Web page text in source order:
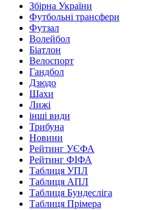
Збірна України
Футбольні трансфери
Футзал
Волейбол
Біатлон
Велоспорт
Гандбол
Дзюдо
Шахи
Лижі
інші види
Трибуна
Новини
Рейтинг УЄФА
Рейтинг ФІФА
Таблиця УПЛ
Таблиця АПЛ
Таблиця Бундесліга
Таблиця Прімера